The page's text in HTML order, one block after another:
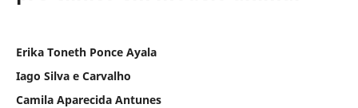
Erika Toneth Ponce Ayala
Iago Silva e Carvalho
Camila Aparecida Antunes